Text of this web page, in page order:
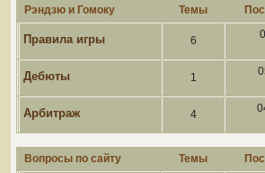
Рэндзю и Гомоку Темы
Правила игры 6
Дебюты 1
Арбитраж 4
Вопросы по сайту Темы